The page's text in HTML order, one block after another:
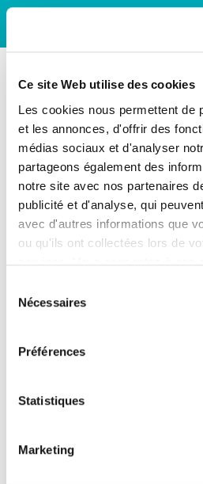
Ce site Web utilise des cookies
Les cookies nous permettent de
et les annonces, d'offrir des
médias sociaux et d'analyser
partageons également des
notre site avec nos partenaires
publicité et d'analyse, qui
avec d'autres informations que
ou qu'ils ont collectées lors de
Nécessaires
Préférences
Statistiques
Marketing